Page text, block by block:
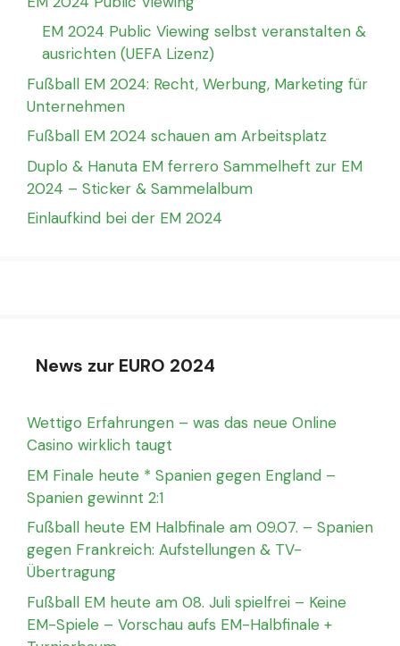
EM 2024 Public Viewing selbst veranstalten &
ausrichten (UEFA Lizenz)
Fußball EM 2024: Recht, Werbung, Marketing für
Unternehmen
Fußball EM 2024 schauen am Arbeitsplatz
Duplo & Hanuta EM ferrero Sammelheft zur EM
2024 – Sticker & Sammelalbum
Einlaufkind bei der EM 2024
News zur EURO 2024
Wettigo Erfahrungen – was das neue Online
Casino wirklich taugt
EM Finale heute * Spanien gegen England –
Spanien gewinnt 2:1
Fußball heute EM Halbfinale am 09.07. – Spanien
gegen Frankreich: Aufstellungen & TV-
Übertragung
Fußball EM heute am 08. Juli spielfrei – Keine
EM-Spiele – Vorschau aufs EM-Halbfinale +